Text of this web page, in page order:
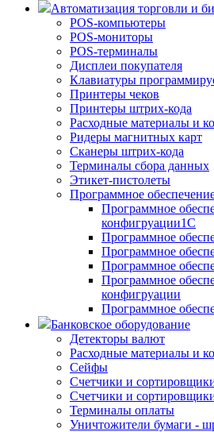
Автоматизация торговли и
POS-компьютеры
POS-мониторы
POS-терминалы
Дисплеи покупателя
Клавиатуры
Принтеры чеков
Принтеры штрих-кода
Расходные материалы и
Ридеры магнитных карт
Сканеры штрих-кода
Терминалы сбора данных
Этикет-пистолеты
Программное
Программное
конфигруации1С
Программное
Программное
Программное
Программное
конфигруации
Программное
Банковское оборудование
Детекторы валют
Расходные материалы и
Сейфы
Счетчики и
Счетчики и
Терминалы оплаты
Уничтожители бумаги -